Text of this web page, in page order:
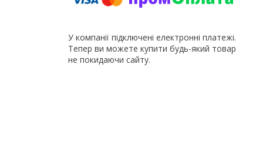
У компанії підключені електронні платежі.
Тепер ви можете купити будь-який товар
не покидаючи сайту.